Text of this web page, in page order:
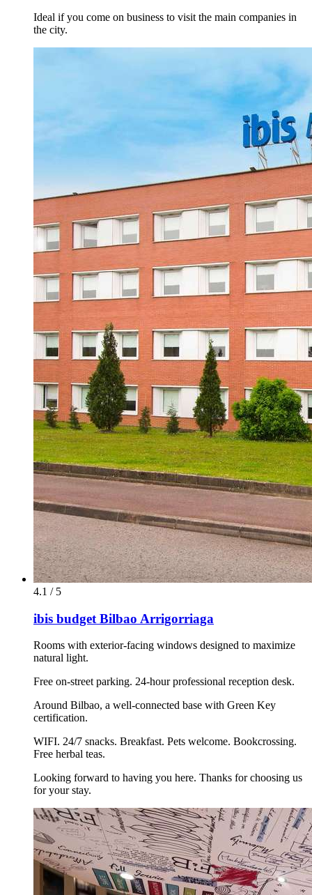
Ideal if you come on business to visit the main companies in
the city.
4.1 / 5
ibis budget Bilbao Arrigorriaga
Rooms with exterior-facing windows designed to maximize
natural light.
Free on-street parking. 24-hour professional reception desk.
Around Bilbao, a well-connected base with Green Key
certification.
WIFI. 24/7 snacks. Breakfast. Pets welcome. Bookcrossing.
Free herbal teas.
Looking forward to having you here. Thanks for choosing us
for your stay.